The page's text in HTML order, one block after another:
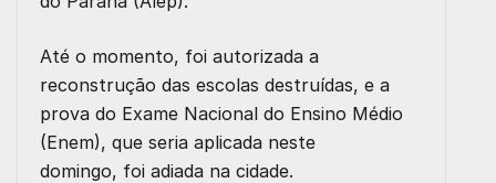
Até o momento, foi autorizada a
reconstrução das escolas destruídas, e a
prova do Exame Nacional do Ensino Médio
(Enem), que seria aplicada neste
domingo, foi adiada na cidade.